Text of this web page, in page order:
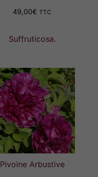
49,00€ TTC
Suffruticosa.
Pivoine Arbustive